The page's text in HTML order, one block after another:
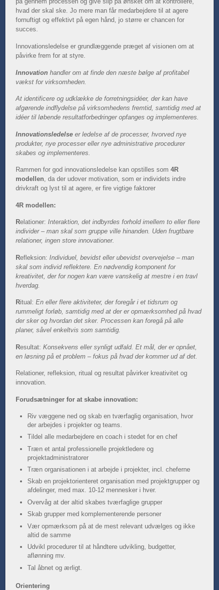
hvad der skal ske. Jo mere man får medarbejdere til at agere
fornuftigt og effektivt på egen hånd, jo større er chancen for
succes.
Innovationsledelse er grundlæggende præget af visionen om at
påvirke frem for at styre.
Innovation handler om at finde den næste bølge af profitabel
vækst for virksomheden.
At identificere og udklække de forretningsidéer, der kan have
afgørende indflydelse på virksomhedens fremtid, samtidig med at
idéer til løbende resultatforbedringer opfanges og implementeres.
Innovationsledelse er ledelse af de processer, hvorved nye
produkter, nye processer eller nye administrative procedurer
skabes og implementeres.
Rammen for god innovationsledelse kan opstilles som4R
modellen, da der udover motivation, som er individets indre
drivkraft og lyst til at agere, er fire vigtige faktorer
4R modellen:
Relationer:Interaktion, det indbyrdes forhold imellem to eller flere
individer – man skal som gruppe ville hinanden. Uden frugtbare
relationer, ingen store innovationer.
Refleksion:Individuel, bevidst eller ubevidst overvejelse – man
skal som individ reflektere. En nødvendig komponent for
kreativitet, der for nogen kan være vanskelig at mestre i en travl
hverdag.
Ritual:En eller flere aktiviteter, der foregår i et tidsrum og
rummeligt forløb, samtidig med at der er opmærksomhed på hvad
der sker og hvordan det sker. Processen kan foregå på alle
planer, såvel enkeltvis som samtidig.
Resultat:Konsekvens eller synligt udfald. Et mål, der er opnået,
en løsning på et problem – fokus på hvad der kommer ud af det.
Relationer, refleksion, ritual og resultat påvirker kreativitet og
innovation.
Forudsætninger for at skabe innovation:
Riv væggene ned og skab en tværfaglig organisation, hvor
der arbejdes i projekter og teams.
Tildel alle medarbejdere en coach i stedet for en chef
Træn et antal professionelle projektledere og
projektadministratorer
Træn organisationen i at arbejde i projekter, incl. cheferne
Skab en projektorienteret organisation med projektgrupper og
afdelinger, med max. 10-12 mennesker i hver.
Overvåg at der altid skabes tværfaglige grupper
Skab grupper med komplementerende personer
Vær opmærksom på at de mest relevant udvælges og ikke
altid de samme
Udvikl procedurer til at håndtere udvikling, budgetter,
aflønning mv.
Tal åbnet og ærligt.
Orientering